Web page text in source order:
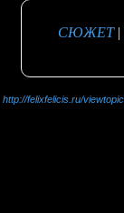
СЮЖЕТ|
http://felixfelicis.ru/